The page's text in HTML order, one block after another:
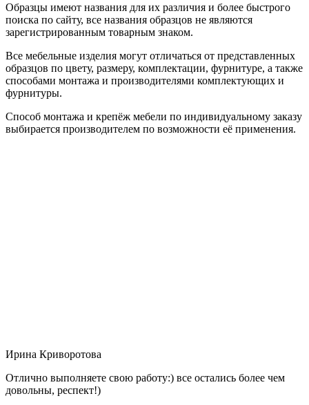
Образцы имеют названия для их различия и более быстрого
поиска по сайту, все названия образцов не являются
зарегистрированным товарным знаком.
Все мебельные изделия могут отличаться от представленных
образцов по цвету, размеру, комплектации, фурнитуре, а также
способами монтажа и производителями комплектующих и
фурнитуры.
Способ монтажа и крепёж мебели по индивидуальному заказу
выбирается производителем по возможности её применения.
Ирина Криворотова
Отлично выполняете свою работу:) все остались более чем
довольны, респект!)